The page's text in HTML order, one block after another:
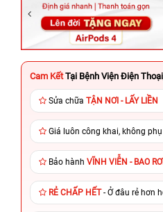
Cam Kết Tại Bệnh Viện Điện
Sửa chữa TẬN NƠI - LẤY LIỀN
Giá luôn công khai, không
Bảo hành VĨNH VIỄN - BAO
RẺ CHẤP HẾT- Ở đâu rẻ hơn